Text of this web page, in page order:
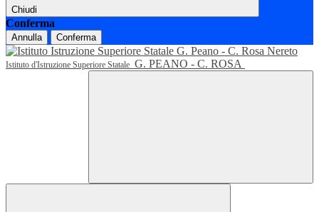
Chiudi
Conferma
Annulla Conferma
Istituto d'Istruzione Superiore Statale G. PEANO - C. ROSA